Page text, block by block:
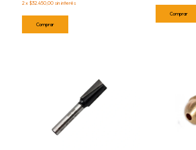
2 x $32.450,00 sin interés